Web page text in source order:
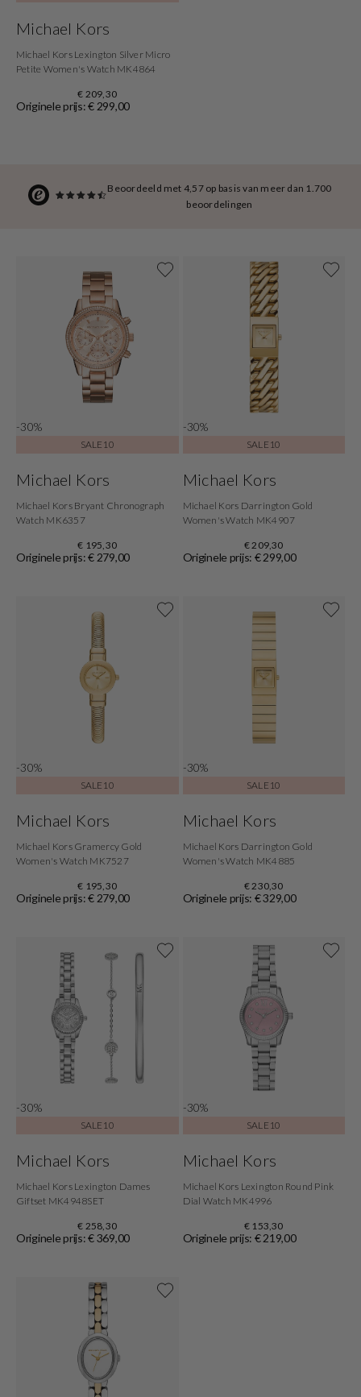
Beoordeeld met 4,57 op basis van meer dan 1.700
beoordelingen
Michael Kors
Michael Kors Lexington Silver Micro
Petite Women's Watch MK4864
€ 209,30
Originele prijs: € 299,00
-30%
SALE10
Michael Kors
Michael Kors Bryant Chronograph
Watch MK6357
€ 195,30
Originele prijs: € 279,00
-30%
SALE10
Michael Kors
Michael Kors Darrington Gold
Women's Watch MK4907
€ 209,30
Originele prijs: € 299,00
-30%
SALE10
Michael Kors
Michael Kors Gramercy Gold
Women's Watch MK7527
€ 195,30
Originele prijs: € 279,00
-30%
SALE10
Michael Kors
Michael Kors Darrington Gold
Women's Watch MK4885
€ 230,30
Originele prijs: € 329,00
-30%
SALE10
Michael Kors
Michael Kors Lexington Dames
Giftset MK4948SET
€ 258,30
Originele prijs: € 369,00
-30%
SALE10
Michael Kors
Michael Kors Lexington Round Pink
Dial Watch MK4996
€ 153,30
Originele prijs: € 219,00